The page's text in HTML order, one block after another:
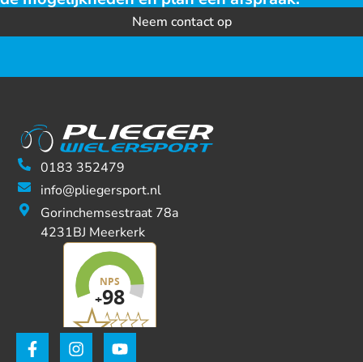
Neem contact op
0183 352479
info@pliegersport.nl
Gorinchemsestraat 78a
4231BJ Meerkerk